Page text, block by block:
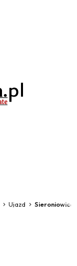
Ujazd Sieroniowice